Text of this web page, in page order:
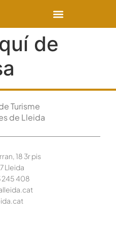
de
Turisme
de Lleida
18 3r pis
Lleida
245408